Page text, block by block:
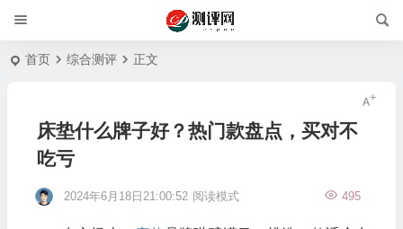
首页 综合测评 正文
床垫什么牌子好？热门款盘点，买对不
吃亏
2024年6月18日21:00:52 495
阅读模式